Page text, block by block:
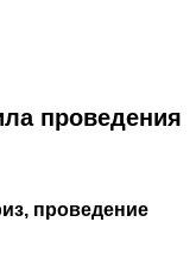
проведения
проведение